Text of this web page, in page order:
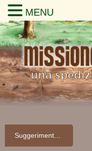
Suggerimento: Stabilire i tipi di suoli
MENU